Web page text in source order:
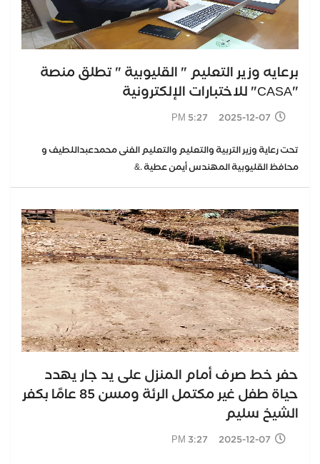
برعايه وزير التعليم " القليوبية " تطلق منصة
"CASA" للاختبارات الإلكترونية
2025-12-07 5:27 PM
تحت رعاية وزير التربية والتعليم والتعليم الفنى محمدعبداللطيف و
محافظ القليوبية المهندس أيمن عطية .&
حفر خط صرف أمام المنزل على يد جار يهدد
حياة طفل غير مكتمل الرئة ومسن 85 عامًا بكفر
الشيخ سليم
2025-12-07 3:27 PM